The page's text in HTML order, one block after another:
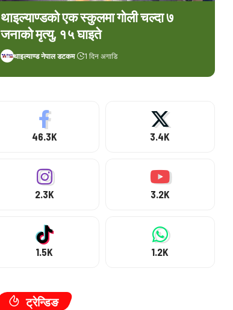
थाइल्याण्डको एक स्कुलमा गोली चल्दा ७
जनाको मृत्यु, १५ घाइते
थाइल्याण्ड नेपाल डटकम 1 दिन अगाडि
46.3K 3.4K
2.3K 3.2K
1.5K 1.2K
ट्रेन्डिङ